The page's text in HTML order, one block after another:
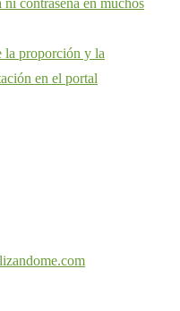
la proporción y la
en el portal